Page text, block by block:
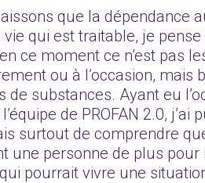
que la dépendance
qui est traitable, je
ce moment ce n’est pas
ou à l’occasion, mais
de substances. Ayant eu
de PROFAN 2.0,
surtout de comprendre
une personne de plus pour
pourrait vivre une